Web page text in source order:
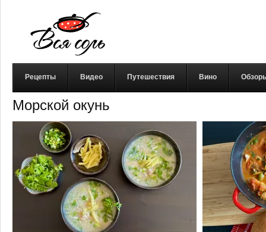
Рецепты Видео Путешествия Вино
Морской окунь